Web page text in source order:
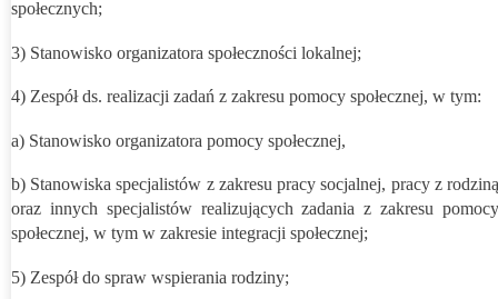
społecznych;
3) Stanowisko organizatora społeczności lokalnej;
4) Zespół ds. realizacji zadań z zakresu pomocy społecznej, w tym:
a) Stanowisko organizatora pomocy społecznej,
b) Stanowiska specjalistów z zakresu pracy socjalnej, pracy z
oraz innych specjalistów realizujących zadania z zakresu
społecznej, w tym w zakresie integracji społecznej;
5) Zespół do spraw wspierania rodziny;